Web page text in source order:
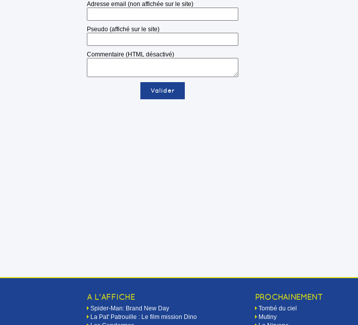
Adresse email (non affichée sur le site)
Pseudo (affiché sur le site)
Commentaire (HTML désactivé)
A L'AFFICHE
Spider-Man: Brand New Day
La Pat' Patrouille : Le film mission Dino
PROCHAINEMENT
Tombé du ciel
Mutiny